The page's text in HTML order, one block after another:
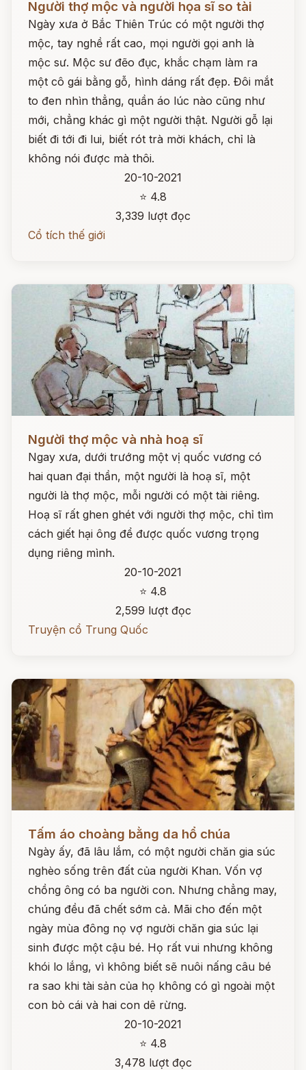
Người thợ mộc và người họa sĩ so tài
Ngày xưa ở Bắc Thiên Trúc có một người thợ
mộc, tay nghề rất cao, mọi người gọi anh là
mộc sư. Mộc sư đẽo đục, khắc chạm làm ra
một cô gái bằng gỗ, hình dáng rất đẹp. Đôi mắt
to đen nhìn thẳng, quần áo lúc nào cũng như
mới, chẳng khác gì một người thật. Người gỗ lại
biết đi tới đi lui, biết rót trà mời khách, chỉ là
không nói được mà thôi.
20-10-2021
⭐ 4.8
3,339 lượt đọc
Cổ tích thế giới
Người thợ mộc và nhà hoạ sĩ
Ngay xưa, dưới trướng một vị quốc vương có
hai quan đại thần, một người là hoạ sĩ, một
người là thợ mộc, mỗi người có một tài riêng.
Hoạ sĩ rất ghen ghét với người thợ mộc, chỉ tìm
cách giết hại ông để được quốc vương trọng
dụng riêng mình.
20-10-2021
⭐ 4.8
2,599 lượt đọc
Truyện cổ Trung Quốc
Đọc ngay
Tấm áo choàng bằng da hổ chúa
Ngày ấy, đã lâu lắm, có một người chăn gia súc
nghèo sống trên đất của người Khan. Vốn vợ
chồng ông có ba người con. Nhưng chẳng may,
chúng đều đã chết sớm cả. Mãi cho đến một
ngày mùa đông nọ vợ người chăn gia súc lại
sinh được một cậu bé. Họ rất vui nhưng không
khói lo lắng, vì không biết sẽ nuôi nấng câu bé
ra sao khi tài sản của họ không có gì ngoài một
con bò cái và hai con dê rừng.
20-10-2021
⭐ 4.8
3,478 lượt đọc